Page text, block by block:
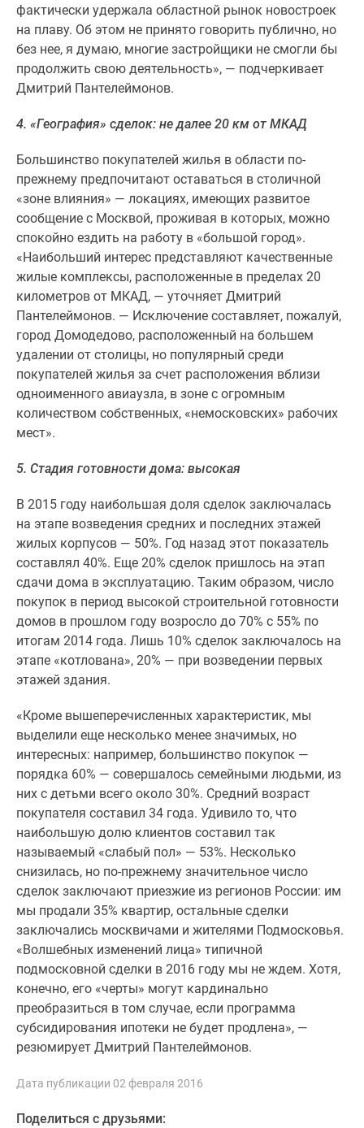
сайте
Дзен
Машино-
места
#траншевая
ипотека
ипотека
Квартиры
41%
новостроек
Субсидированная
застройщиком
дома
Москве
Программа
реновации
Москве
Новостройки
премиум-
класса
Новостройки
бизнес-
Рассрочка
Траншевая
ипотека
Дома
коттеджи
Коттеджные
поселки
Новой
Москве
Готовые
коттеджные
поселки
Строящиеся
коттеджные
поселки
Коттеджные
фактически удержала областной рынок новостроек
на плаву. Об этом не принято говорить публично, но
без нее, я думаю, многие застройщики не смогли бы
продолжить свою деятельность», — подчеркивает
Дмитрий Пантелеймонов.
4. «География» сделок: не далее 20 км от МКАД
Большинство покупателей жилья в области по-
прежнему предпочитают оставаться в столичной
«зоне влияния» — локациях, имеющих развитое
сообщение с Москвой, проживая в которых, можно
спокойно ездить на работу в «большой город».
«Наибольший интерес представляют качественные
жилые комплексы, расположенные в пределах 20
километров от МКАД, — уточняет Дмитрий
Пантелеймонов. — Исключение составляет, пожалуй,
город Домодедово, расположенный на большем
удалении от столицы, но популярный среди
покупателей жилья за счет расположения вблизи
одноименного авиаузла, в зоне с огромным
количеством собственных, «немосковских» рабочих
мест».
5. Стадия готовности дома: высокая
В 2015 году наибольшая доля сделок заключалась
на этапе возведения средних и последних этажей
жилых корпусов — 50%. Год назад этот показатель
составлял 40%. Еще 20% сделок пришлось на этап
сдачи дома в эксплуатацию. Таким образом, число
покупок в период высокой строительной готовности
домов в прошлом году возросло до 70% с 55% по
итогам 2014 года. Лишь 10% сделок заключалось на
этапе «котлована», 20% — при возведении первых
этажей здания.
«Кроме вышеперечисленных характеристик, мы
выделили еще несколько менее значимых, но
интересных: например, большинство покупок —
порядка 60% — совершалось семейными людьми, из
них с детьми всего около 30%. Средний возраст
покупателя составил 34 года. Удивило то, что
наибольшую долю клиентов составил так
называемый «слабый пол» — 53%. Несколько
снизилась, но по-прежнему значительное число
сделок заключают приезжие из регионов России: им
мы продали 35% квартир, остальные сделки
заключались москвичами и жителями Подмосковья.
«Волшебных изменений лица» типичной
подмосковной сделки в 2016 году мы не ждем. Хотя,
конечно, его «черты» могут кардинально
преобразиться в том случае, если программа
субсидирования ипотеки не будет продлена», —
резюмирует Дмитрий Пантелеймонов.
Дата публикации 02 февраля 2016
Поделиться с друзьями: